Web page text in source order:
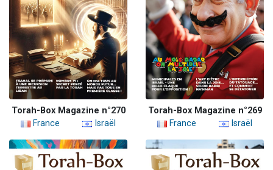
Torah-Box Magazine n°270
France
Israël
Torah-Box Magazine n°269
France
Israël